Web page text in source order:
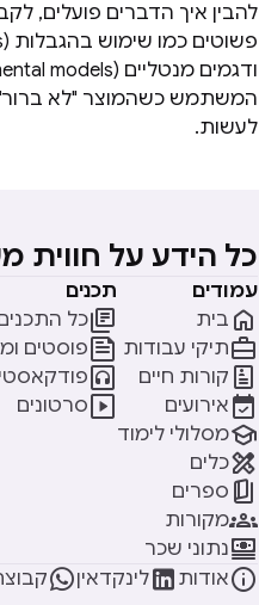
המשתמש כשהמוצר "לא
לעשות.
כל הידע על
עמודים
בית 
תיקי עבודות
קורות חיים 
אירועים 
מסלולי לימוד
כלים
ספרים 
מקורות
נתוני שכר
תכנים
כל
פוסטים

סרטונים
אודות לינקדאין
